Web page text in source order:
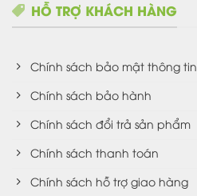
HỖ TRỢ KHÁCH HÀNG
Chính sách bảo mật thông tin
Chính sách bảo hành
Chính sách đổi trả sản phẩm
Chính sách thanh toán
Chính sách hỗ trợ giao hàng